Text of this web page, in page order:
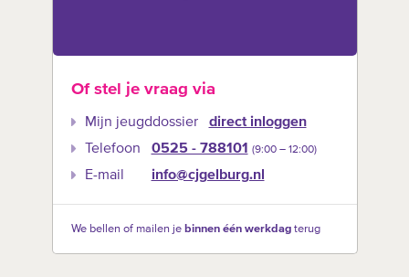
Of stel je vraag via
Mijn jeugddossier
direct inloggen
Telefoon
0525 - 788101 (9:00 –‍ 12:00)
E-mail info@cjgelburg.nl
We bellen of mailen je binnen één werkdagterug